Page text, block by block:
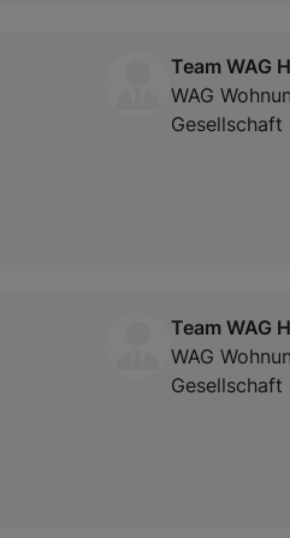
Team WAG
WAG
Gesellschaft
Team WAG
WAG
Gesellschaft